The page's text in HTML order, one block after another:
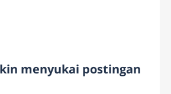
menyukai postingan